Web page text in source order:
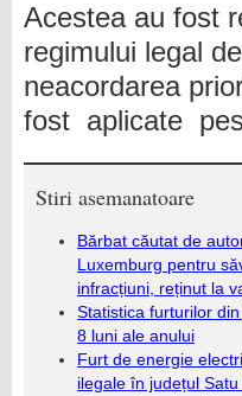
Acestea au fost
regimului legal
neacordarea
fost aplicate
Stiri asemanatoare
Bărbat căutat de
Luxemburg pentru
infracțiuni, reținut la
Statistica furturilor
8 luni ale anului
Furt de energie
ilegale în județul